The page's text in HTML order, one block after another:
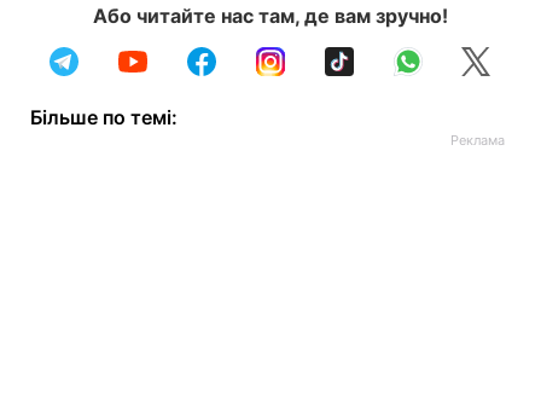
Або читайте нас там, де вам зручно!
Більше по темі: